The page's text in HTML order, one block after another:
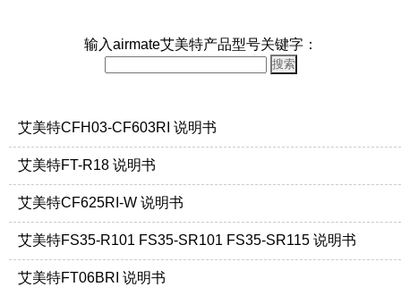
输入airmate艾美特产品型号关键字：
艾美特CFH03-CF603RI 说明书
艾美特FT-R18 说明书
艾美特CF625RI-W 说明书
艾美特FS35-R101 FS35-SR101 FS35-SR115 说明书
艾美特FT06BRI 说明书